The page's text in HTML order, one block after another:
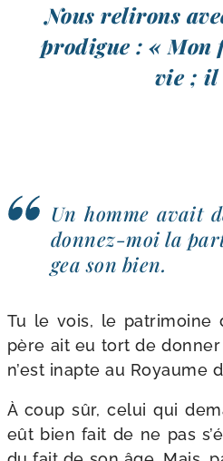
Nous reli­rons
pro­digue : « Mon
vie ; il
Un homme avait
donnez-​moi la
gea son bien.
Tu le vois, le patri­moine
père ait eu tort de
n’est inapte au Royaume
À coup sûr, celui qui
eût bien fait de ne pas